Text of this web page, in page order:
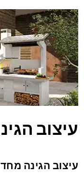
עיצוב
עיצוב הגינה